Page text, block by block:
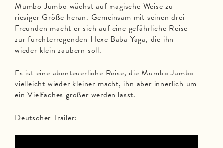
Mumbo Jumbo wächst auf magische Weise zu
riesiger Größe heran. Gemeinsam mit seinen drei
Freunden macht er sich auf eine gefährliche Reise
zur furchterregenden Hexe Baba Yaga, die ihn
wieder klein zaubern soll.
Es ist eine abenteuerliche Reise, die Mumbo Jumbo
vielleicht wieder kleiner macht, ihn aber innerlich um
ein Vielfaches größer werden lässt.
Deutscher Trailer: